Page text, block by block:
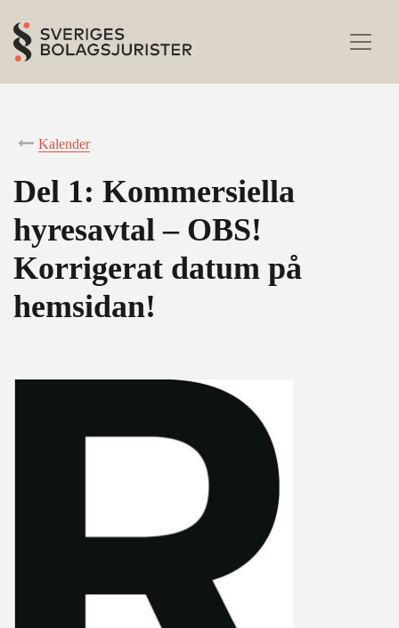
Kalender
Del 1: Kommersiella
hyresavtal – OBS!
Korrigerat datum på
hemsidan!